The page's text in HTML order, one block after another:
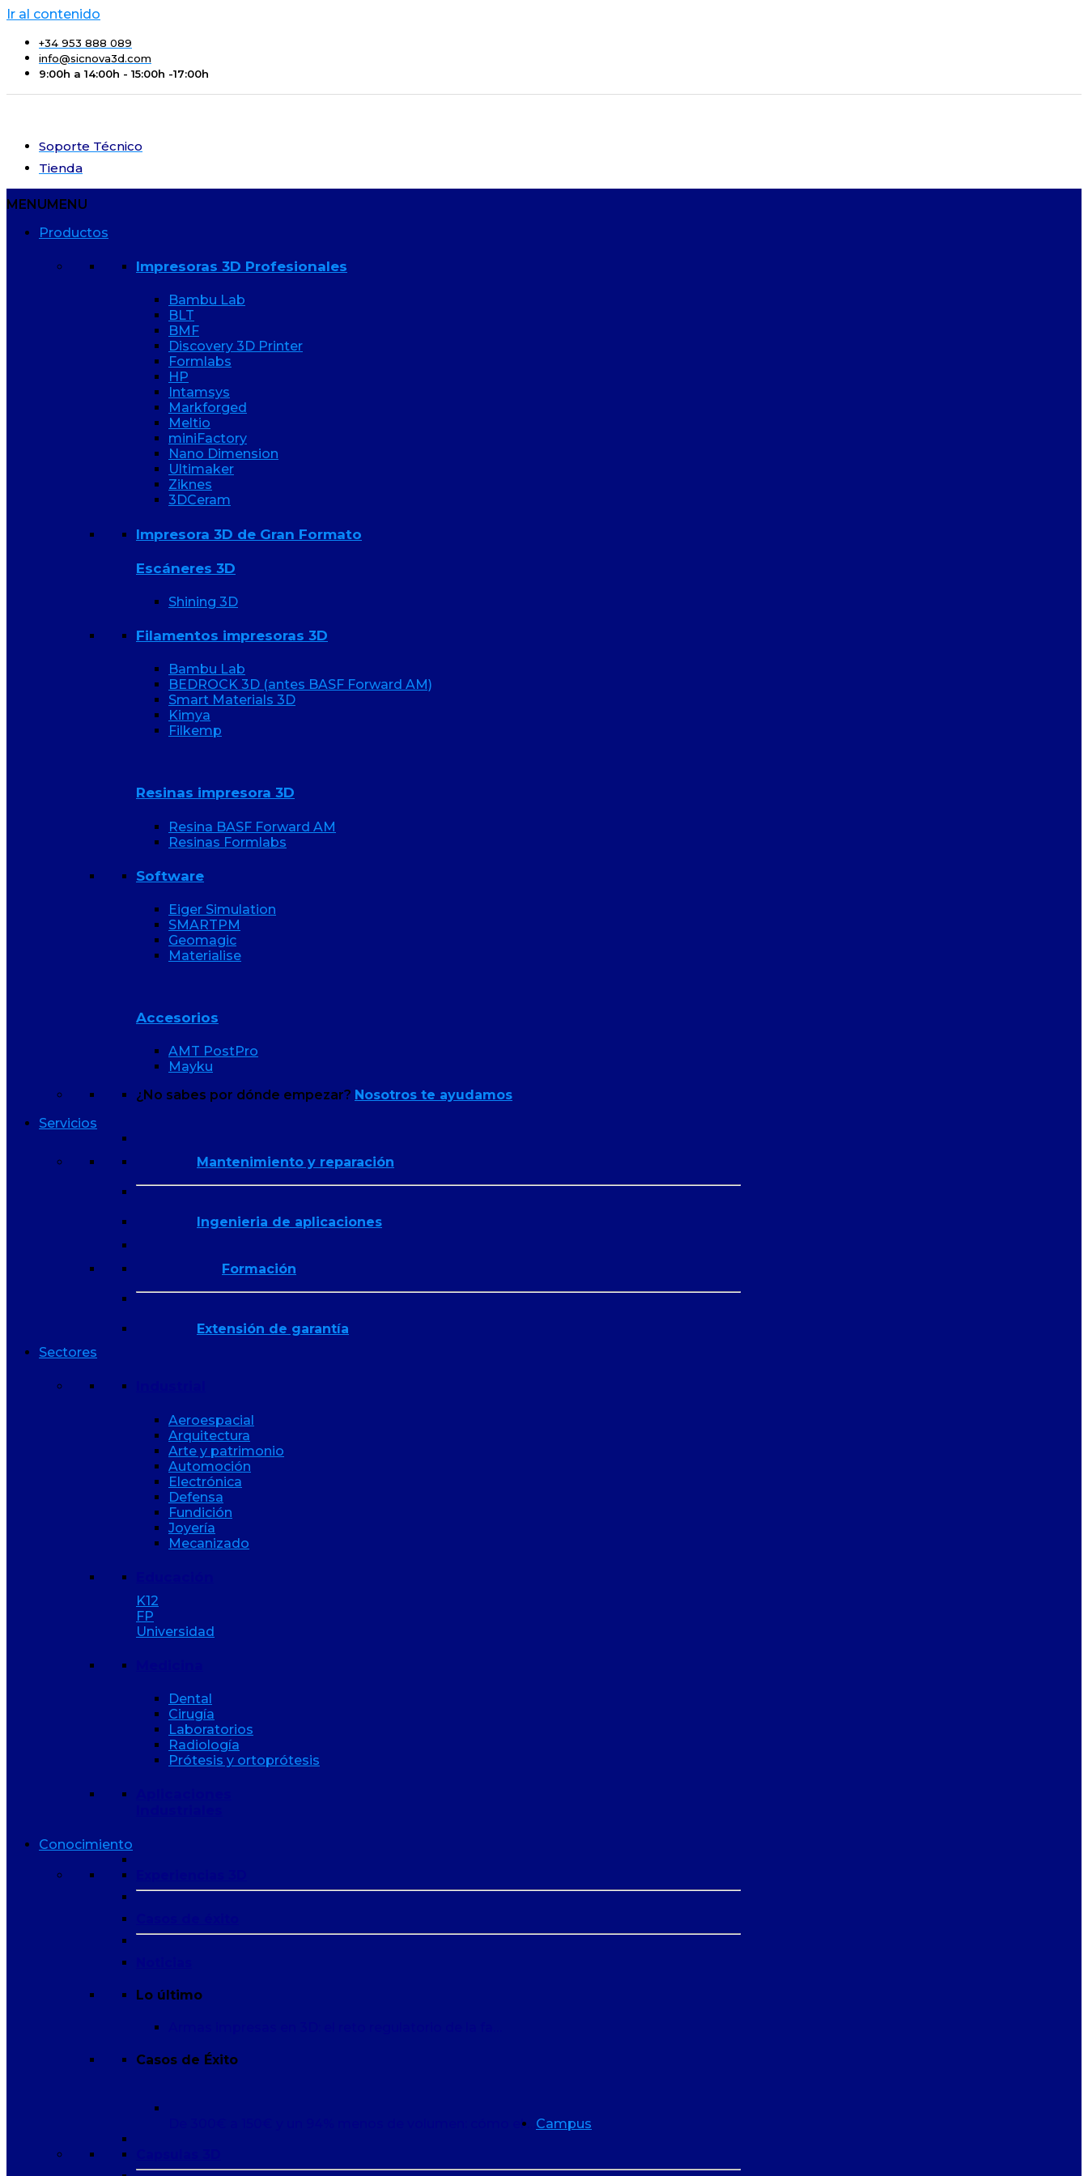
Ir al contenido
+34 953 888 089
info@sicnova3d.com
9:00h a 14:00h - 15:00h -17:00h
Soporte Técnico
Tienda
MENUMENU
Productos
Impresoras 3D Profesionales
Bambu Lab
BLT
BMF
Discovery 3D Printer
Formlabs
HP
Intamsys
Markforged
Meltio
miniFactory
Nano Dimension
Ultimaker
Ziknes
3DCeram
Impresora 3D de Gran Formato
Escáneres 3D
Shining 3D
Filamentos impresoras 3D
Bambu Lab
BEDROCK 3D (antes BASF Forward AM)
Smart Materials 3D
Kimya
Filkemp
Resinas impresora 3D
Resina BASF Forward AM
Resinas Formlabs
Software
Eiger Simulation
SMARTPM
Geomagic
Materialise
Accesorios
AMT PostPro
Mayku
¿No sabes por dónde empezar? Nosotros te ayudamos
Servicios
Mantenimiento y reparación
Ingenieria de aplicaciones
Formación
Extensión de garantía
Sectores
Aeroespacial
Arquitectura
Arte y patrimonio
Automoción
Electrónica
Defensa
Fundición
Joyería
Mecanizado
K12
FP
Universidad
Dental
Cirugía
Laboratorios
Radiología
Prótesis y ortoprótesis
Conocimiento
Lo último
Casos de Éxito
De 300€ a 150€ y un 94% menos de volumen: cómo el … Campus